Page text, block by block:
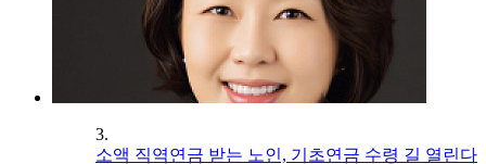
3.
소액 직역연금 받는 노인, 기초연금 수령 길 열린다